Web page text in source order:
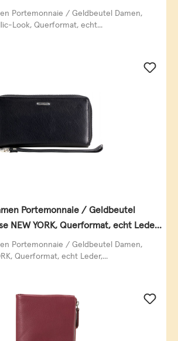
Portemonnaie / Geldbeutel Damen,
Look, Querformat, echt...
Portemonnaie / Geldbeutel
NEW YORK, Querformat, echt Leder,
Portemonnaie / Geldbeutel Damen,
Querformat, echt Leder,...